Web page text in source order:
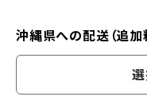
沖縄県への配送（追加
選